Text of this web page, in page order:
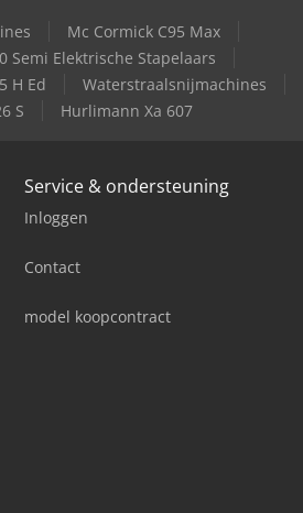
Mc Cormick C95 Max
Semi Elektrische Stapelaars
H Ed
Waterstraalsnijmachines
S
Hurlimann Xa 607
Service & ondersteuning
Inloggen
Contact
model koopcontract